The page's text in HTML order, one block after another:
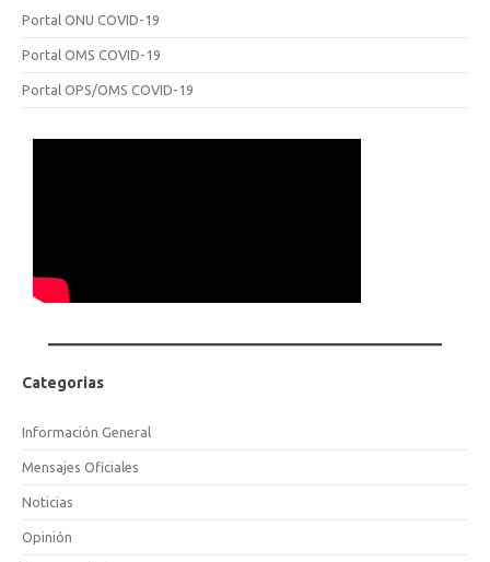
Portal ONU COVID-19
Portal OMS COVID-19
Portal OPS/OMS COVID-19
Categorias
Información General
Mensajes Oficiales
Noticias
Opinión